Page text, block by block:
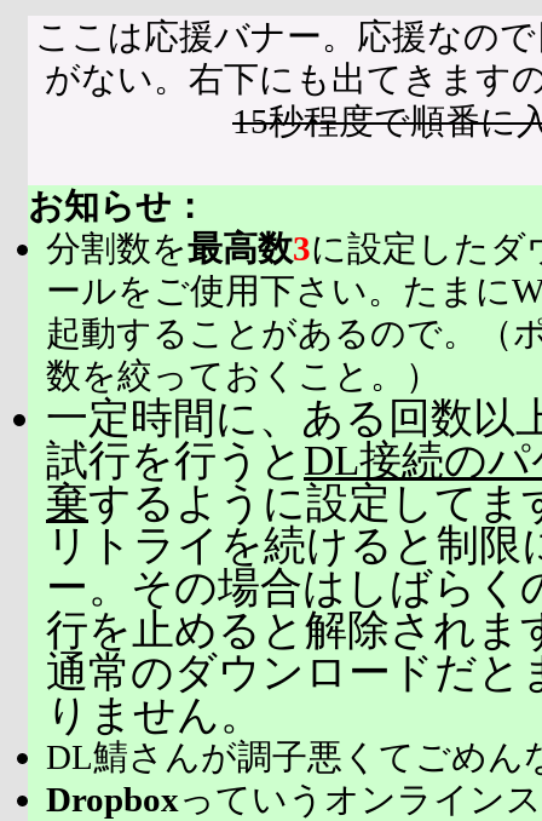
ここは応援バナー。応援なの
がない。右下にも出てきます
15秒程度で順番に
お知らせ：
分割数を最高数3に設定したダ
ールをご使用下さい。たまに
起動することがあるので。（
数を絞っておくこと。）
一定時間に、ある回数以
試行を行うと DL接続の
棄するように設定してま
リトライを続けると制限
ー。その場合はしばらく
行を止めると解除されま
通常のダウンロードだと
りません。
DL鯖さんが調子悪くてごめん
Dropboxっていうオンライン